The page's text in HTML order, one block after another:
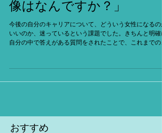
か？」、「目指すべき女性
像はなんですか？」
今後の自分のキャリアについて、どういう女性になるの
く辞めたいわけではない。明確な答えは今なくても、こ